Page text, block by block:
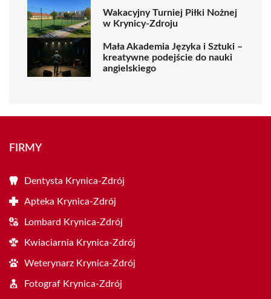
Wakacyjny Turniej Piłki Nożnej
w Krynicy-Zdroju
Mała Akademia Języka i Sztuki –
kreatywne podejście do nauki
angielskiego
FIRMY
Dentysta Krynica-Zdrój
Apteka Krynica-Zdrój
Lombard Krynica-Zdrój
Kwiaciarnia Krynica-Zdrój
Weterynarz Krynica-Zdrój
Fotograf Krynica-Zdrój